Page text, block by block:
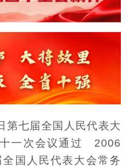
第七届全国人民代表大
一次会议通过 2006
国人民代表大会常务